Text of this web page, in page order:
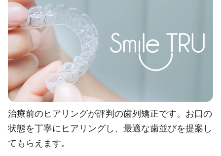
治療前のヒアリングが評判の歯列矯正です。お口の
状態を丁寧にヒアリングし、最適な歯並びを提案し
てもらえます。